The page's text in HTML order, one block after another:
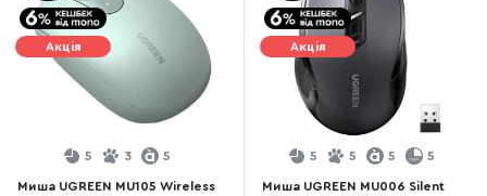
Акція
5 3 5
Миша UGREEN MU105 Wireless
Акція
5 5 5 5
Миша UGREEN MU006 Silent